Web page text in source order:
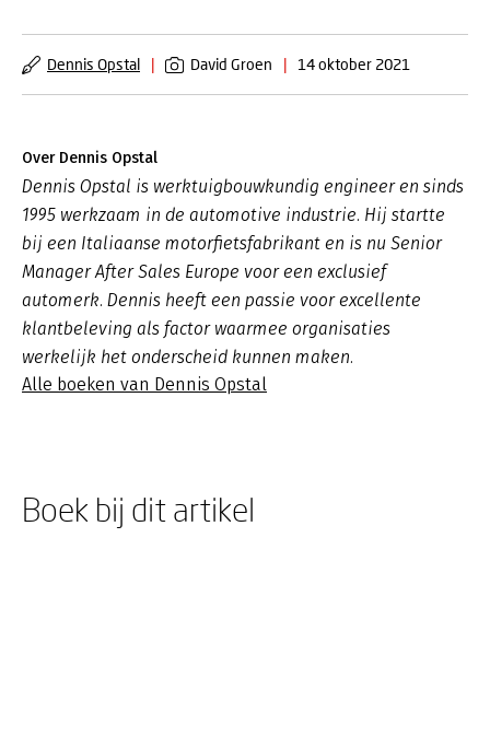
Dennis Opstal | David Groen | 14 oktober 2021
Over Dennis Opstal
Dennis Opstal is werktuigbouwkundig engineer en sinds
1995 werkzaam in de automotive industrie. Hij startte
bij een Italiaanse motorfietsfabrikant en is nu Senior
Manager After Sales Europe voor een exclusief
automerk. Dennis heeft een passie voor excellente
klantbeleving als factor waarmee organisaties
werkelijk het onderscheid kunnen maken.
Alle boeken van Dennis Opstal
Boek bij dit artikel